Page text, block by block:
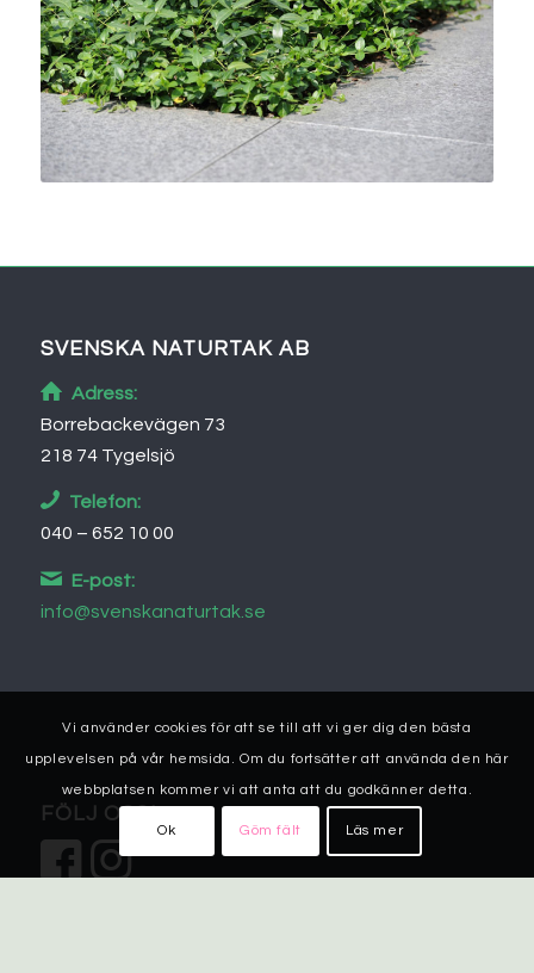
SVENSKA NATURTAK AB
Adress:
Borrebackevägen 73
218 74 Tygelsjö
Telefon:
040 – 652 10 00
E-post:
info@svenskanaturtak.se
FÖLJ OSS!
Vi använder cookies för att se till att vi ger dig den bästa
upplevelsen på vår hemsida. Om du fortsätter att använda den här
webbplatsen kommer vi att anta att du godkänner detta.
Ok Göm fält Läs mer